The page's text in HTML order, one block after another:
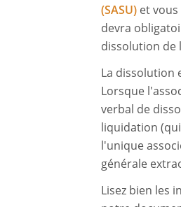
(SASU) et
devra
dissolution de
La dissolution
Lorsque
verbal de
liquidation
l'unique
générale
Lisez bien les